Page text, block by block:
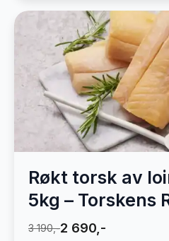
Røkt torsk av
5kg – Torskens
3 190,-2 690,-